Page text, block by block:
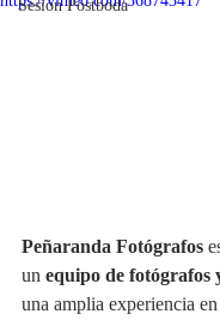
Sesión Postboda
Peñaranda Fotógrafos
un equipo de fotógrafos
una amplia experiencia en